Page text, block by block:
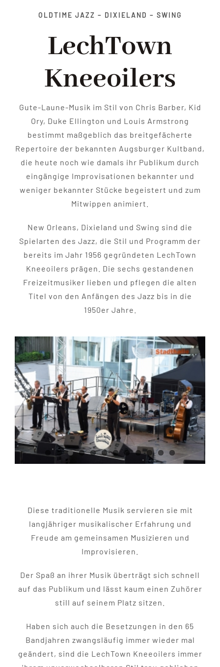
Über die Band
Media & Presse
Kontakt
OLDTIME JAZZ – DIXIELAND – SWING
LechTown
Kneeoilers
Gute-Laune-Musik im Stil von Chris Barber, Kid
Ory, Duke Ellington und Louis Armstrong
bestimmt maßgeblich das breitgefächerte
Repertoire der bekannten Augsburger Kultband,
die heute noch wie damals ihr Publikum durch
eingängige Improvisationen bekannter und
weniger bekannter Stücke begeistert und zum
Mitwippen animiert.
New Orleans, Dixieland und Swing sind die
Spielarten des Jazz, die Stil und Programm der
bereits im Jahr 1956 gegründeten LechTown
Kneeoilers prägen. Die sechs gestandenen
Freizeitmusiker lieben und pflegen die alten
Titel von den Anfängen des Jazz bis in die
1950er Jahre.
Diese traditionelle Musik servieren sie mit
langjähriger musikalischer Erfahrung und
Freude am gemeinsamen Musizieren und
Improvisieren.
Der Spaß an ihrer Musik überträgt sich schnell
auf das Publikum und lässt kaum einen Zuhörer
still auf seinem Platz sitzen.
Haben sich auch die Besetzungen in den 65
Bandjahren zwangsläufig immer wieder mal
geändert, sind die LechTown Kneeoilers immer